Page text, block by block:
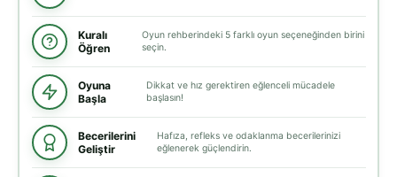
Kuralı
Öğren
Oyun rehberindeki 5 farklı oyun seçeneğinden birini
seçin.
Oyuna
Başla
Dikkat ve hız gerektiren eğlenceli mücadele
başlasın!
Becerilerini
Geliştir
Hafıza, refleks ve odaklanma becerilerinizi
eğlenerek güçlendirin.